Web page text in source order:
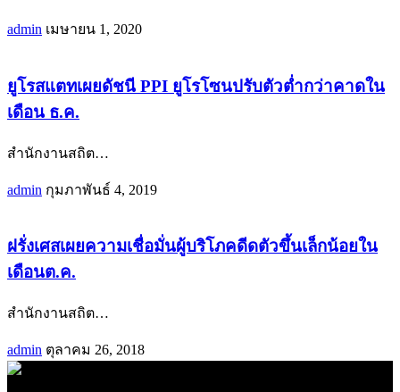
admin เมษายน 1, 2020
ยูโรสแตทเผยดัชนี PPI ยูโรโซนปรับตัวต่ำกว่าคาดใน
เดือน ธ.ค.
สำนักงานสถิต…
admin กุมภาพันธ์ 4, 2019
ฝรั่งเศสเผยความเชื่อมั่นผู้บริโภคดีดตัวขึ้นเล็กน้อยใน
เดือนต.ค.
สำนักงานสถิต…
admin ตุลาคม 26, 2018